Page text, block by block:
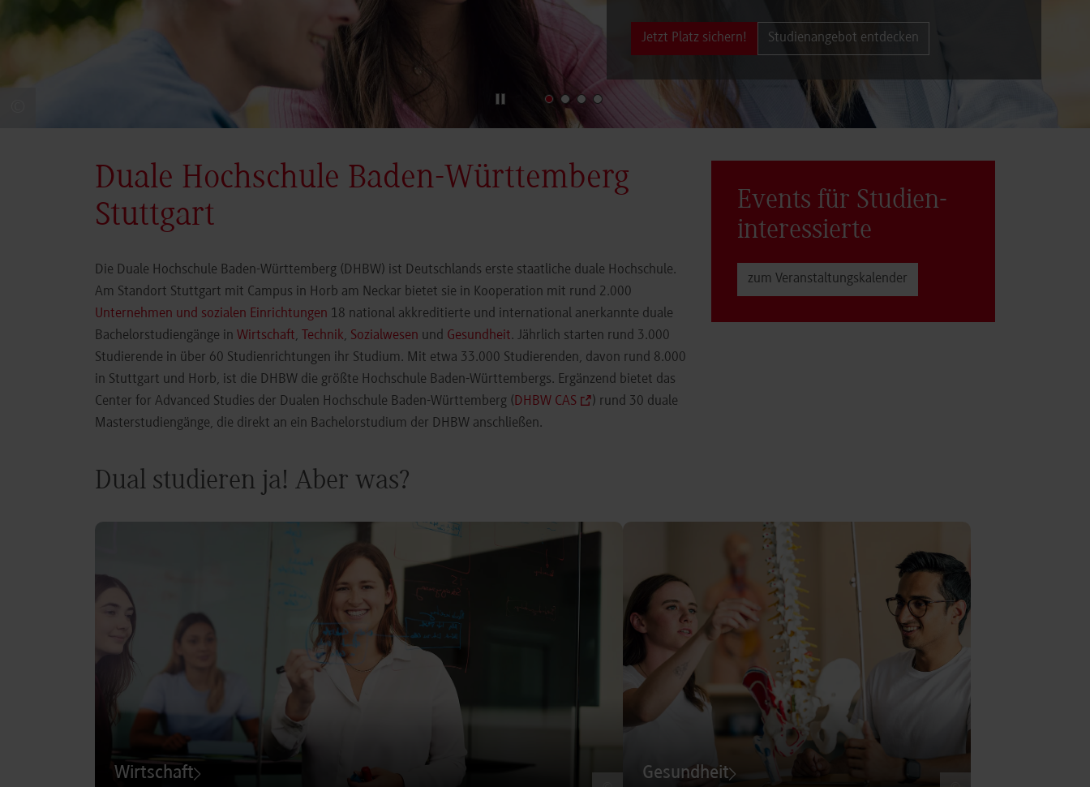
Jetzt Platz sichern! Studienangebot entdecken
Duale Hochschule Baden-Württemberg
Stuttgart
Die Duale Hochschule Baden-Württemberg (DHBW) ist Deutschlands erste staatliche duale Hochschule.
Am Standort Stuttgart mit Campus in Horb am Neckar bietet sie in Kooperation mit rund 2.000
Unternehmen und sozialen Einrichtungen 18 national akkreditierte und international anerkannte duale
Bachelorstudiengänge in Wirtschaft, Technik, Sozialwesen und Gesundheit. Jährlich starten rund 3.000
Studierende in über 60 Studienrichtungen ihr Studium. Mit etwa 33.000 Studierenden, davon rund 8.000
in Stuttgart und Horb, ist die DHBW die größte Hochschule Baden-Württembergs. Ergänzend bietet das
Center for Advanced Studies der Dualen Hochschule Baden-Württemberg (DHBW CAS
) rund 30 duale
Masterstudiengänge, die direkt an ein Bachelorstudium der DHBW anschließen.
Events für Studien­
interessierte
zum Veranstaltungs­kalender
Dual studieren ja! Aber was?
Wirtschaft Gesundheit